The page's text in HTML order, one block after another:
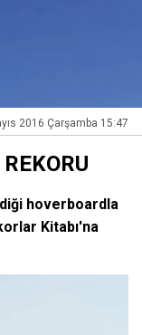
2016 Çarşamba 15:47
hoverboardla
Kitabı'na